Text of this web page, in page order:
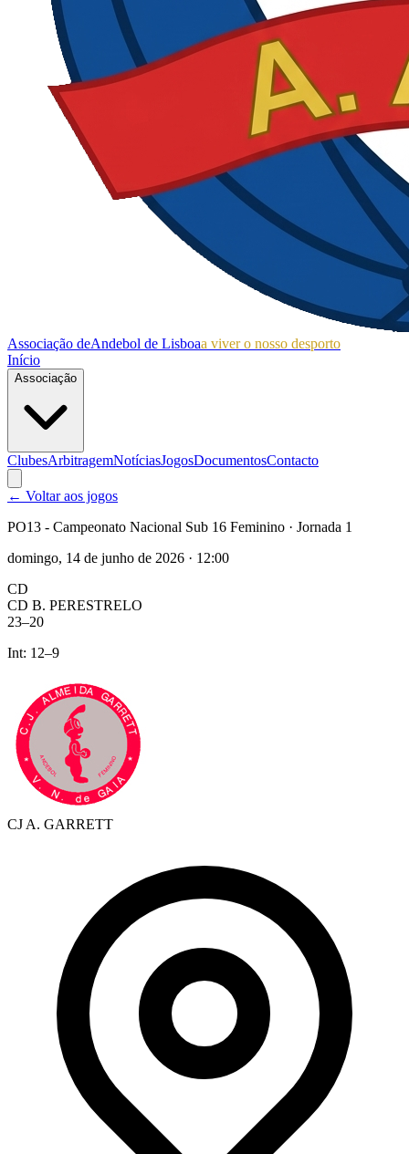
Associação deAndebol de Lisboaa viver o nosso desporto
Início
Associação
ClubesArbitragemNotíciasJogosDocumentosContacto
← Voltar aos jogos
PO13 - Campeonato Nacional Sub 16 Feminino · Jornada 1
domingo, 14 de junho de 2026 · 12:00
CD
CD B. PERESTRELO
23–20
Int: 12–9
CJ A. GARRETT